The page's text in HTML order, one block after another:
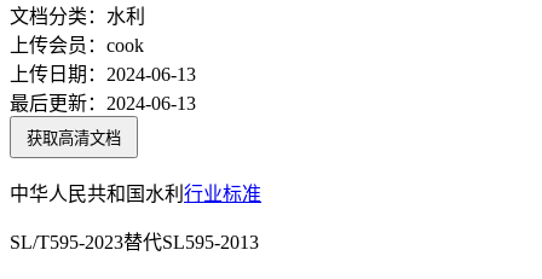
文档分类： 水利
上传会员： cook
上传日期： 2024-06-13
最后更新： 2024-06-13
获取高清文档
中华人民共和国水利 行业标准
SL/T595-2023替代SL595-2013